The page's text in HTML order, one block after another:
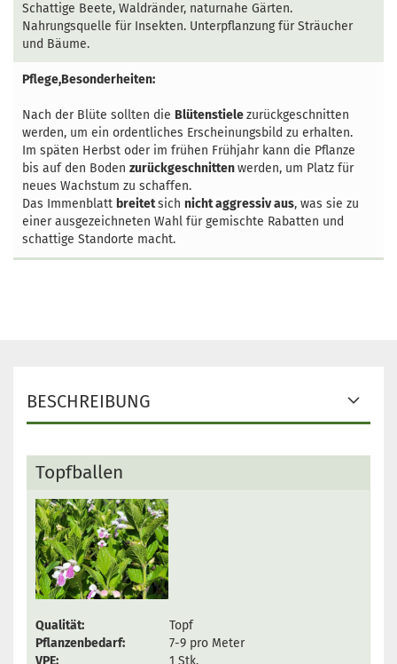
Schattige Beete, Waldränder, naturnahe Gärten.
Nahrungsquelle für Insekten. Unterpflanzung für Sträucher
und Bäume.
Pflege,Besonderheiten:
Nach der Blüte sollten die Blütenstielezurückgeschnitten
werden, um ein ordentliches Erscheinungsbild zu erhalten.
Im späten Herbst oder im frühen Frühjahr kann die Pflanze
bis auf den Boden zurückgeschnittenwerden, um Platz für
neues Wachstum zu schaffen.
Das Immenblatt breitetsich nicht aggressiv aus, was sie zu
einer ausgezeichneten Wahl für gemischte Rabatten und
schattige Standorte macht.
BESCHREIBUNG
Topfballen
Qualität:
Topf
Pflanzenbedarf:
7-9 pro Meter
VPE:
1 Stk.